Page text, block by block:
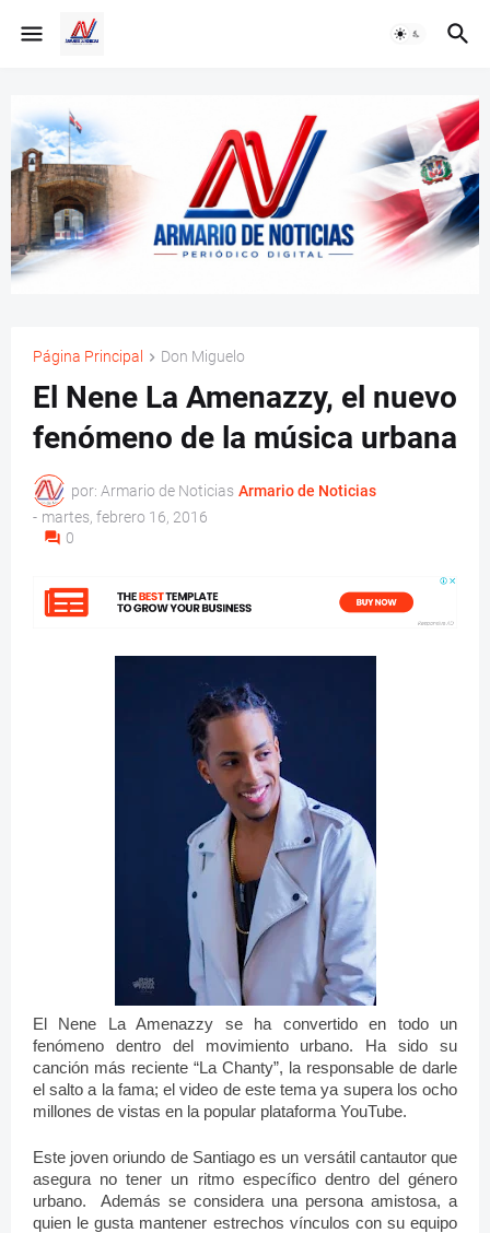
Página Principal Don Miguelo
El Nene La Amenazzy, el nuevo
fenómeno de la música urbana
por: Armario de Noticias Armario de Noticias
- martes, febrero 16, 2016
0
El Nene La Amenazzy se ha convertido en todo un
fenómeno dentro del movimiento urbano. Ha sido su
canción más reciente “La Chanty”, la responsable de darle
el salto a la fama; el video de este tema ya supera los ocho
millones de vistas en la popular plataforma YouTube.
Este joven oriundo de Santiago es un versátil cantautor que
asegura no tener un ritmo específico dentro del género
urbano. Además se considera una persona amistosa, a
quien le gusta mantener estrechos vínculos con su equipo